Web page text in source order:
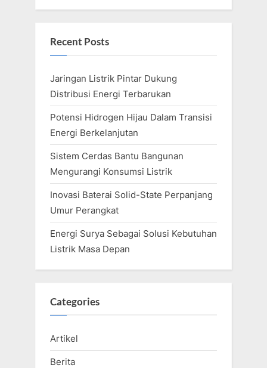
Recent Posts
Jaringan Listrik Pintar Dukung
Distribusi Energi Terbarukan
Potensi Hidrogen Hijau Dalam Transisi
Energi Berkelanjutan
Sistem Cerdas Bantu Bangunan
Mengurangi Konsumsi Listrik
Inovasi Baterai Solid-State Perpanjang
Umur Perangkat
Energi Surya Sebagai Solusi Kebutuhan
Listrik Masa Depan
Categories
Artikel
Berita